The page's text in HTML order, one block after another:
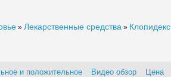
» Лекарственные средства » Клопидекс
и положительное Видео обзор Цена